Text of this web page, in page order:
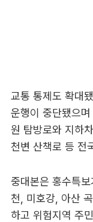
교통 통제도 확대
운행이 중단됐으
원 탐방로와 지하
천변 산책로 등 전
중대본은 홍수특
천, 미호강, 아산
하고 위험지역 주